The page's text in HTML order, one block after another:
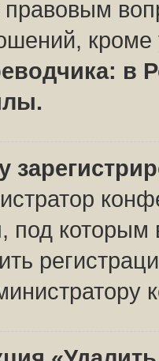
в
под которым